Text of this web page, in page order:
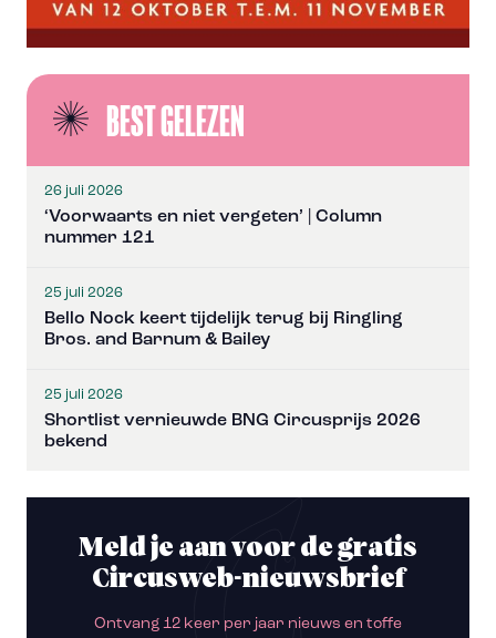
BEST GELEZEN
26 juli 2026
‘Voorwaarts en niet vergeten’ | Column
nummer 121
25 juli 2026
Bello Nock keert tijdelijk terug bij Ringling
Bros. and Barnum & Bailey
25 juli 2026
Shortlist vernieuwde BNG Circusprijs 2026
bekend
Meld je aan voor de gratis
Circusweb-nieuwsbrief
Ontvang 12 keer per jaar nieuws en toffe